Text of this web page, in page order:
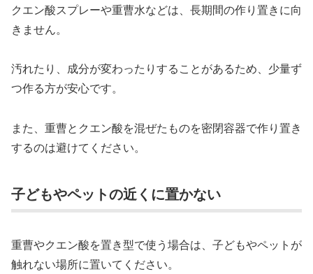
クエン酸スプレーや重曹水などは、長期間の作り置きに向
きません。
汚れたり、成分が変わったりすることがあるため、少量ず
つ作る方が安心です。
また、重曹とクエン酸を混ぜたものを密閉容器で作り置き
するのは避けてください。
子どもやペットの近くに置かない
重曹やクエン酸を置き型で使う場合は、子どもやペットが
触れない場所に置いてください。